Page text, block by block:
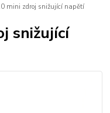
mini zdroj snižující napětí
snižující